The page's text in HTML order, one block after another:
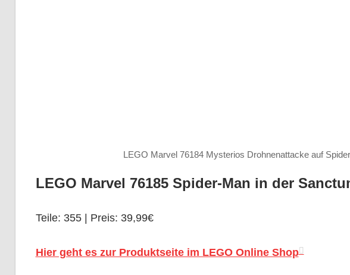
LEGO Marvel 76184 Mysterios Drohnenattacke auf
LEGO Marvel 76185 Spider-Man in der
Teile: 355 | Preis: 39,99€
Hier geht es zur Produktseite im LEGO Online Shop